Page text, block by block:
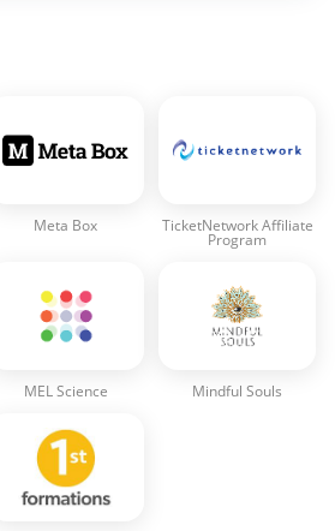
Meta Box TicketNetwork Affiliate
Program
MEL Science Mindful Souls